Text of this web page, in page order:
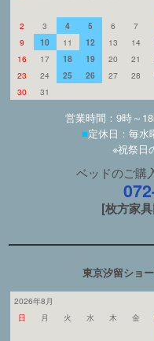
2
3 4 5 6 7
9
10 11 12 13 14
16
17 18 19 20 21
23
24 25 26 27 28
30
31
営業時間：9時～
■定休日：毎水
※祝祭日
ベッドのご購
[枚方家
東京汐留ショ
2026年8月
日
月 火 水 木 金